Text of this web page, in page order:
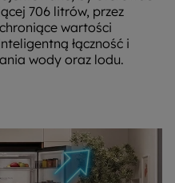
706 litrów, przez
wartości
łączność i
wody oraz lodu.